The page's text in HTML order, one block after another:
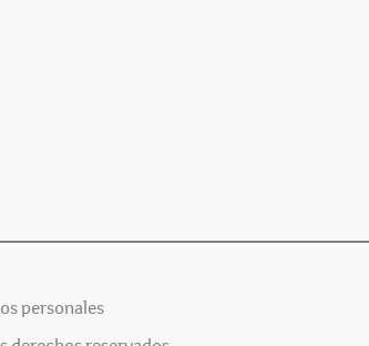
personales